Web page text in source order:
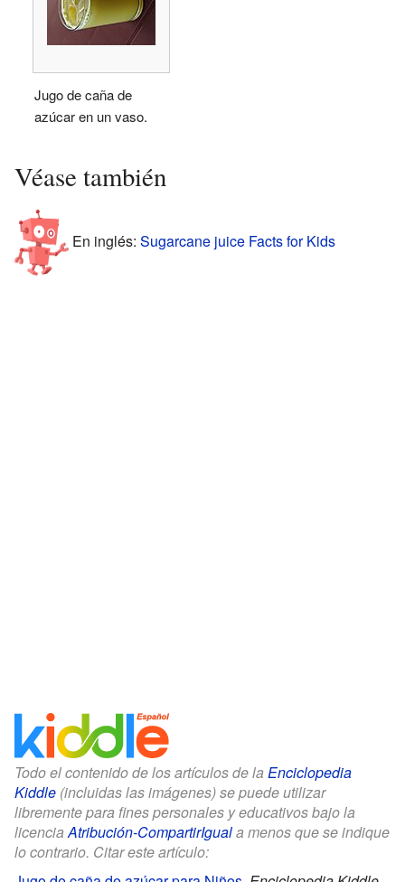
Jugo de caña de
azúcar en un vaso.
Véase también
En inglés: Sugarcane juice Facts for Kids
Todo el contenido de los artículos de la Enciclopedia
Kiddle (incluidas las imágenes) se puede utilizar
libremente para fines personales y educativos bajo la
licenciaAtribución-CompartirIguala menos que se indique
lo contrario. Citar este artículo: